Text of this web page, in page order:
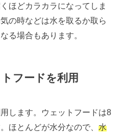
ほどカラカラになってしま
の時などは水を取るか取ら
る場合もあります。
フードを利用
します。ウェットフードは8
ほとんどが水分なので、水